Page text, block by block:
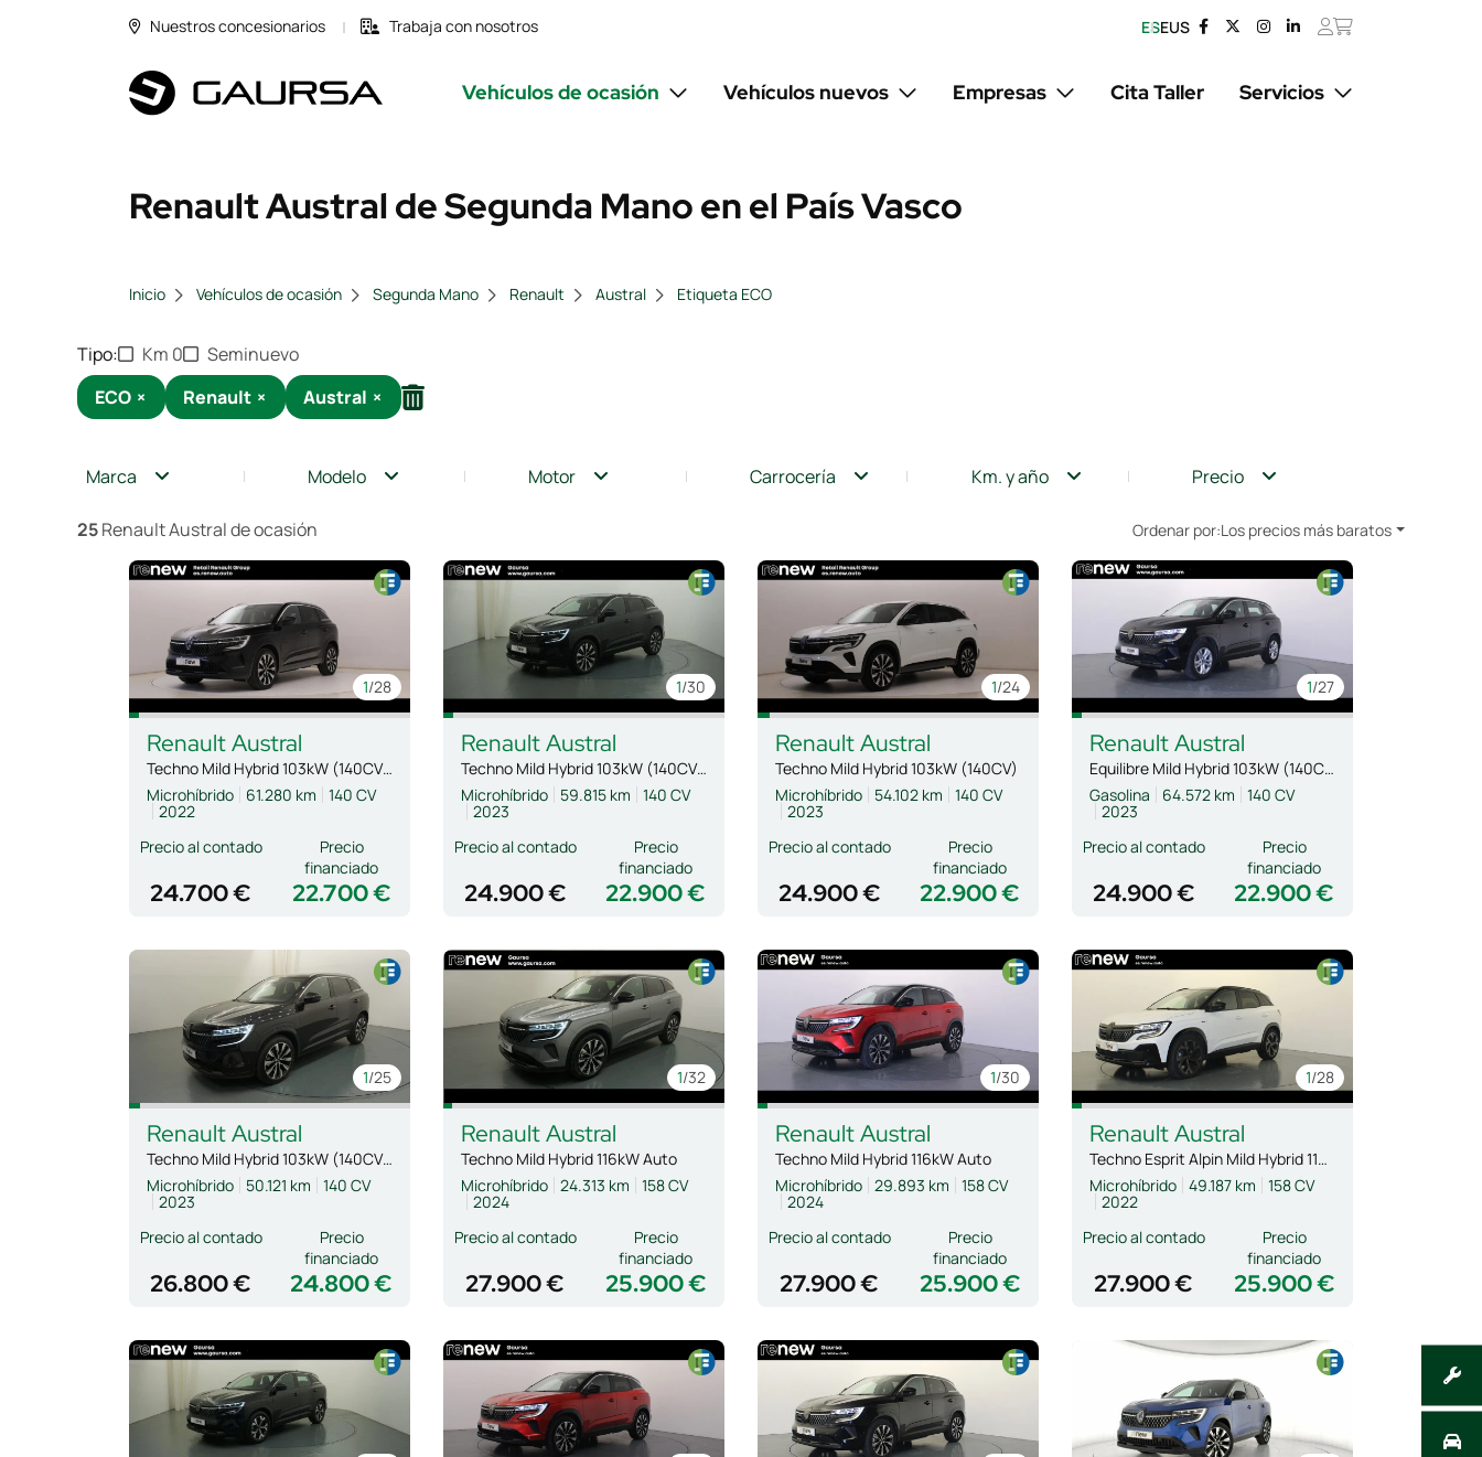
Nuestros concesionarios Trabaja con nosotros ESEUS
Vehículos de ocasión Vehículos nuevos Empresas Cita Taller Servicios
Renault Austral de Segunda Mano en el País Vasco
Inicio Vehículos de ocasión Segunda Mano Renault Austral Etiqueta ECO
Tipo Km 0
Seminuevo
ECO × Renault × Austral ×
Marca Modelo Motor Carrocería Km. y año Precio
25Renault Austral de ocasión Ordenar por:Los precios más baratos
1/28
RenaultAustral
Techno Mild Hybrid 103kW (140CV) Auto
Microhíbrido
61.280 km 140 CV
2022
Precio al contado
24.700 € 22.700 €
Precio
financiado
1/30
RenaultAustral
Techno Mild Hybrid 103kW (140CV) Auto
Microhíbrido
59.815 km 140 CV
2023
Precio al contado
24.900 € 22.900 €
Precio
financiado
1/24
RenaultAustral
Techno Mild Hybrid 103kW (140CV)
Microhíbrido
54.102 km 140 CV
2023
Precio al contado
24.900 € 22.900 €
Precio
financiado
1/27
RenaultAustral
Equilibre Mild Hybrid 103kW (140CV)
Gasolina
64.572 km 140 CV
2023
Precio al contado
24.900 € 22.900 €
Precio
financiado
1/25
RenaultAustral
Techno Mild Hybrid 103kW (140CV) Auto
Microhíbrido
50.121 km 140 CV
2023
Precio al contado
26.800 € 24.800 €
Precio
financiado
1/32
RenaultAustral
Techno Mild Hybrid 116kW Auto
Microhíbrido 24.313 km 158 CV
2024
Precio al contado
27.900 € 25.900 €
Precio
financiado
1/30
RenaultAustral
Techno Mild Hybrid 116kW Auto
Microhíbrido 29.893 km 158 CV
2024
Precio al contado
27.900 € 25.900 €
Precio
financiado
1/28
RenaultAustral
Techno Esprit Alpin Mild Hybrid 116kW AT
Microhíbrido 49.187 km 158 CV
2022
Precio al contado
27.900 € 25.900 €
Precio
financiado